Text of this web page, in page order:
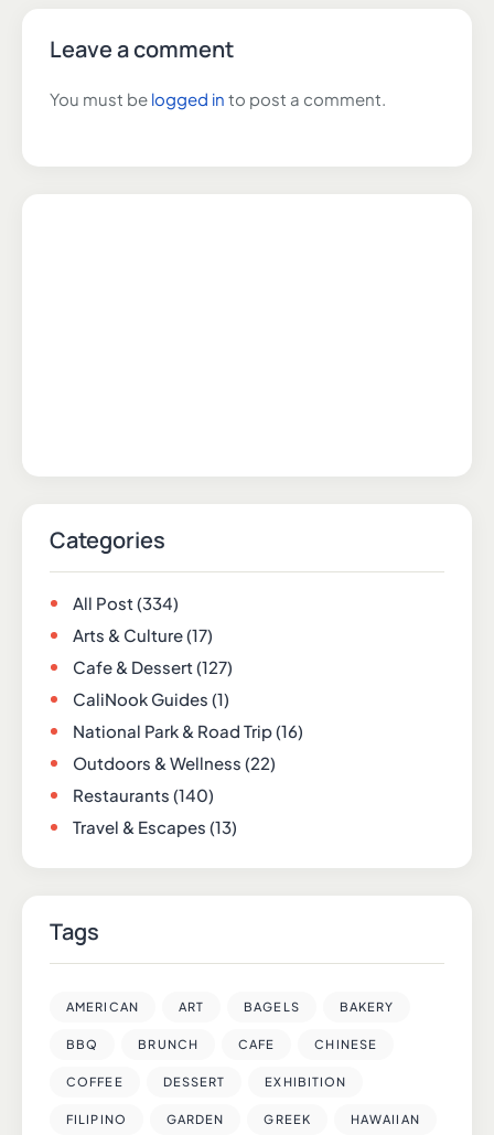
Leave a comment
You must be logged in to post a comment.
Categories
All Post(334)
Arts & Culture(17)
Cafe & Dessert(127)
CaliNook Guides (1)
National Park & Road Trip(16)
Outdoors & Wellness (22)
Restaurants (140)
Travel & Escapes (13)
Tags
AMERICAN ART BAGELS BAKERY
BBQ BRUNCH CAFE CHINESE
COFFEE DESSERT EXHIBITION
FILIPINO GARDEN GREEK HAWAIIAN